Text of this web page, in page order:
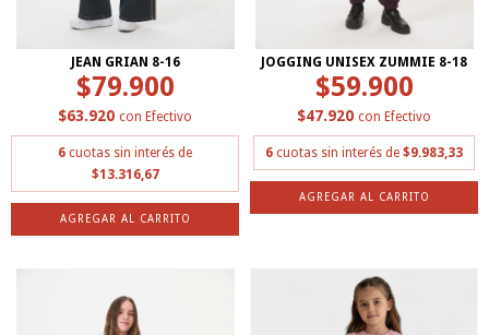
JEAN GRIAN 8-16
$79.900
$63.920 con Efectivo
6 cuotas sin interés de
$13.316,67
AGREGAR AL CARRITO
JOGGING UNISEX ZUMMIE 8-18
$59.900
$47.920 con Efectivo
6 cuotas sin interés de $9.983,33
AGREGAR AL CARRITO